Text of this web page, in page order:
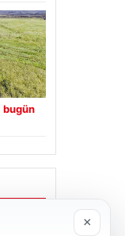
bugün
×